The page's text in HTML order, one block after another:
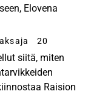
Elovena
20
siitä, miten
Raision